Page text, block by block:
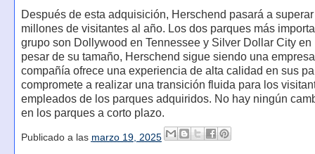
Después de esta adquisición, Herschend pasará a
millones de visitantes al año. Los dos parques más
grupo son Dollywood en Tennessee y Silver Dollar City en
pesar de su tamaño, Herschend sigue siendo una
compañía ofrece una experiencia de alta calidad en sus
compromete a realizar una transición fluida para los
empleados de los parques adquiridos. No hay ningún
en los parques a corto plazo.
Publicado a las marzo 19, 2025